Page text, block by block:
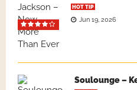
HOT TIP
Jun 19, 2026
Soulounge –